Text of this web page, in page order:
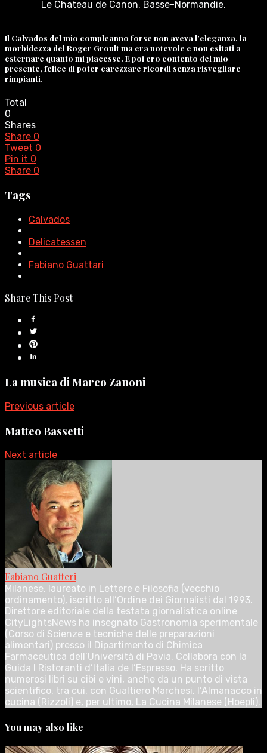
Le Chateau de Canon, Basse-Normandie.
Il Calvados del mio compleanno forse non aveva l’eleganza, la
morbidezza del Roger Groult ma era notevole e non esitati a
esternare quanto mi piacesse. E poi ero contento del mio
presente, felice di poter carezzare ricordi senza risvegliare
rimpianti.
Total
0
Shares
Share 0
Tweet 0
Pin it 0
Share 0
Tags
Calvados
Delicatessen
Fabiano Guattari
Share This Post
La musica di Marco Zanoni
Previous article
Matteo Bassetti
Next article
Fabiano Guatteri
Milanese, laureato in Lettere e Filosofia (vecchio
ordinamento), iscritto all’Ordine dei Giornalisti dal 1993.
Direttore editoriale della testata giornalistica online
CityLightsNews ha insegnato Gastronomia sperimentale
(Corso di Scienze e tecniche delle preparazioni
alimentari) presso il Dipartimento di Chimica
Farmaceutica dell’Università di Pavia. Collabora con la
Guida I Ristoranti d’Italia de l’Espresso. Ha scritto
numerosi libri su cibi e vini, anche da un punto di vista
scientifico, tra cui, con Gualtiero Marchesi, l’Almanacco in
cucina (Rizzoli) e, per ultimo, La Cucina Milanese (Hoepli).
You may also like